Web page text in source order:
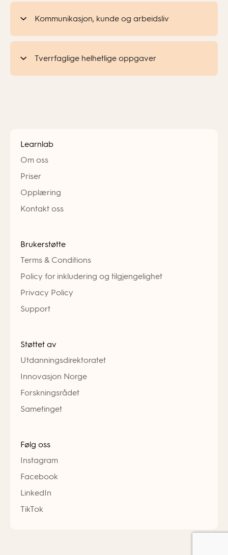
Kommunikasjon, kunde og arbeidsliv
Tverrfaglige helhetlige oppgaver
Learnlab
Om oss
Priser
Opplæring
Kontakt oss
Brukerstøtte
Terms & Conditions
Policy for inkludering og tilgjengelighet
Privacy Policy
Support
Støttet av
Utdanningsdirektoratet
Innovasjon Norge
Forskningsrådet
Sametinget
Følg oss
Instagram
Facebook
LinkedIn
TikTok